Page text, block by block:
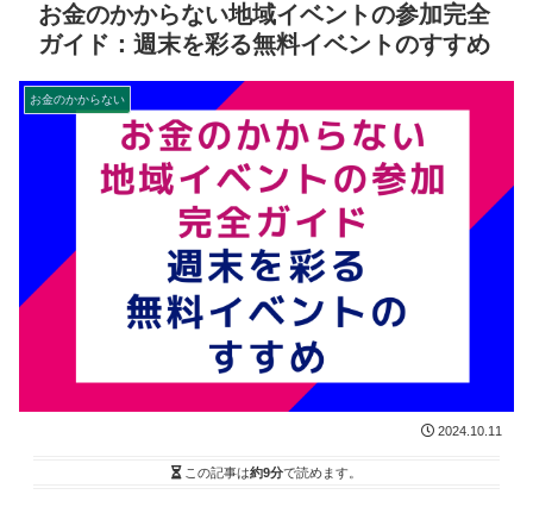
お金のかからない地域イベントの参加完全
ガイド：週末を彩る無料イベントのすすめ
お金のかからない
2024.10.11
この記事は約9分で読めます。